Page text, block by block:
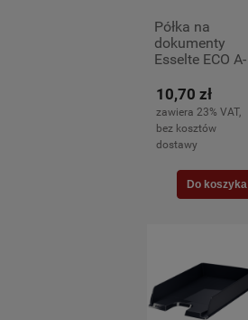
Półka na
dokumenty
Esselte ECO A-
10,70 zł
zawiera 23% VAT,
bez kosztów
dostawy
Do koszyka